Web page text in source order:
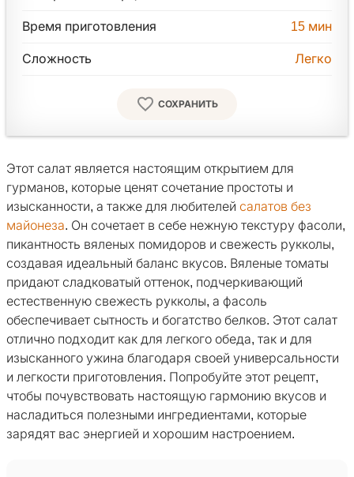
Время приготовления 15 мин
Сложность Легко
СОХРАНИТЬ
Этот салат является настоящим открытием для
гурманов, которые ценят сочетание простоты и
изысканности, а также для любителей салатов без
майонеза. Он сочетает в себе нежную текстуру фасоли,
пикантность вяленых помидоров и свежесть рукколы,
создавая идеальный баланс вкусов. Вяленые томаты
придают сладковатый оттенок, подчеркивающий
естественную свежесть рукколы, а фасоль
обеспечивает сытность и богатство белков. Этот салат
отлично подходит как для легкого обеда, так и для
изысканного ужина благодаря своей универсальности
и легкости приготовления. Попробуйте этот рецепт,
чтобы почувствовать настоящую гармонию вкусов и
насладиться полезными ингредиентами, которые
зарядят вас энергией и хорошим настроением.